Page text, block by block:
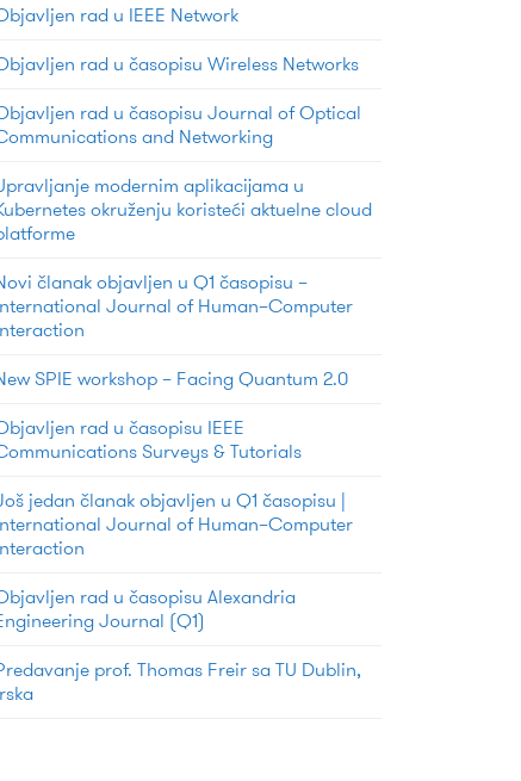
rad u IEEE Network
rad u časopisu Wireless Networks
rad u časopisu Journal of Optical
and Networking
modernim aplikacijama u
okruženju koristeći aktuelne cloud
članak objavljen u Q1 časopisu –
Journal of Human–Computer
SPIE workshop – Facing Quantum 2.0
rad u časopisu IEEE
Surveys & Tutorials
jedan članak objavljen u Q1 časopisu |
Journal of Human–Computer
rad u časopisu Alexandria
Journal (Q1)
prof. Thomas Freir sa TU Dublin,